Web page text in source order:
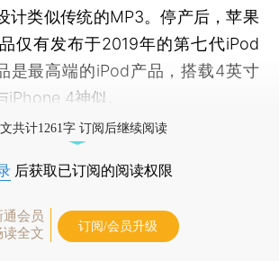
计类似传统的MP3。停产后，苹果
仅有发布于2019年的第七代iPod
是最高端的iPod产品，搭载4英寸
iPhone 4神似。
共计1261字 订阅后继续阅读
后获取已订阅的阅读权限
通会员
读全文
订阅/会员升级